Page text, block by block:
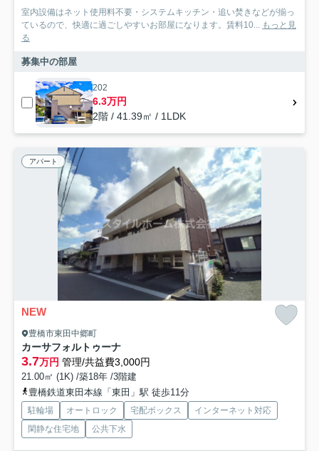
室内設備はネット使用料不要・システムキッチン・追い焚きなどが揃っ
ているので、快適に過ごしやすいお部屋になります。賃料10... もっと見
る
募集中の部屋
202
6.3万円
2階 / 41.39㎡ / 1LDK
アパート
NEW
豊橋市東田中郷町
カーサフォルトゥーナ
3.7万円 管理/共益費3,000円
21.00㎡ (1K) /築18年 /3階建
豊橋鉄道東田本線「東田」駅 徒歩11分
駐輪場 オートロック 宅配ボックス
インターネット対応
閑静な住宅地
公共下水